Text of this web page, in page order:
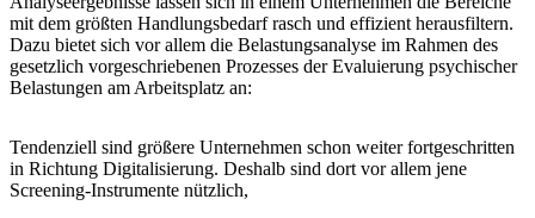
mit dem größten Handlungsbedarf rasch und effizient herausfiltern.
Dazu bietet sich vor allem die Belastungsanalyse im Rahmen des
gesetzlich vorgeschriebenen Prozesses der Evaluierung psychischer
Belastungen am Arbeitsplatz an:
Tendenziell sind größere Unternehmen schon weiter fortgeschritten
in Richtung Digitalisierung. Deshalb sind dort vor allem jene
Screening-Instrumente nützlich,